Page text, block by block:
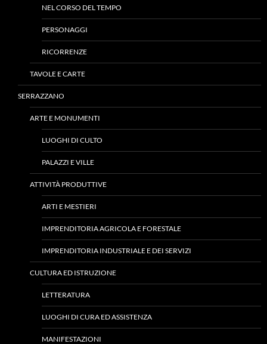
NEL CORSO DEL TEMPO
PERSONAGGI
RICORRENZE
TAVOLE E CARTE
SERRAZZANO
ARTE E MONUMENTI
LUOGHI DI CULTO
PALAZZI E VILLE
ATTIVITÀ PRODUTTIVE
ARTI E MESTIERI
IMPRENDITORIA AGRICOLA E FORESTALE
IMPRENDITORIA INDUSTRIALE E DEI SERVIZI
CULTURA ED ISTRUZIONE
LETTERATURA
LUOGHI DI CURA ED ASSISTENZA
MANIFESTAZIONI